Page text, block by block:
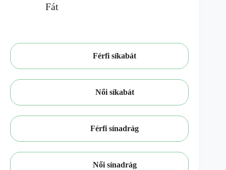
Fát
Férfi síkabát
Női síkabát
Férfi sínadrág
Női sínadrág